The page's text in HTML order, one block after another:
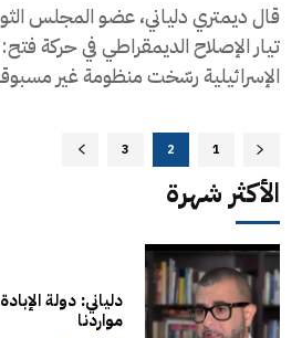
قال ديمتري دلياني، عضو المجلس
تيار الإصلاح الديمقراطي في حركة فتح:
الإسرائيلية رسّخت منظومة غير
1
2
3
الأكثر شهرة
دلياني: دولة
مواردنا